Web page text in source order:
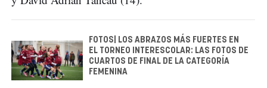
FOTOS| LOS ABRAZOS MÁS FUERTES EN
EL TORNEO INTERESCOLAR: LAS FOTOS DE
CUARTOS DE FINAL DE LA CATEGORÍA
FEMENINA